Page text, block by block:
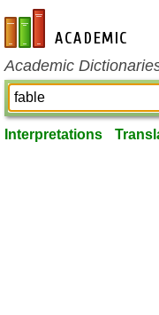
en-academic.com
Academic
Interpretations